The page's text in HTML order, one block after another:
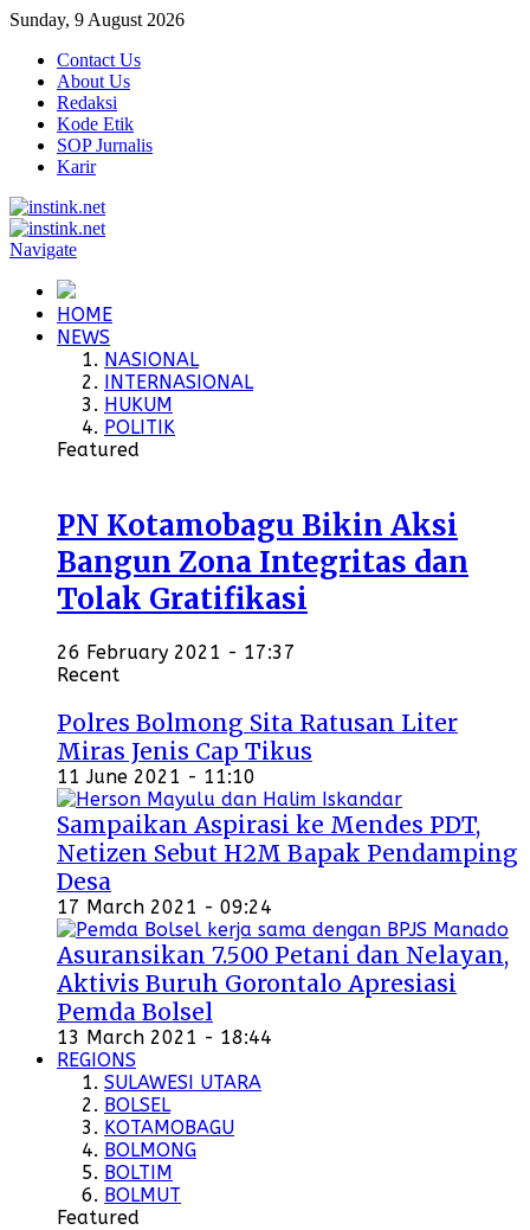
Sunday, 9 August 2026
Contact Us
About Us
Redaksi
Kode Etik
SOP Jurnalis
Karir
Navigate
HOME
NEWS
NASIONAL
INTERNASIONAL
HUKUM
POLITIK
Featured
PN Kotamobagu Bikin Aksi
Bangun Zona Integritas dan
Tolak Gratifikasi
26 February 2021 - 17:37
Recent
Polres Bolmong Sita Ratusan Liter
Miras Jenis Cap Tikus
11 June 2021 - 11:10
Sampaikan Aspirasi ke Mendes PDT,
Netizen Sebut H2M Bapak Pendamping
Desa
17 March 2021 - 09:24
Asuransikan 7.500 Petani dan Nelayan,
Aktivis Buruh Gorontalo Apresiasi
Pemda Bolsel
13 March 2021 - 18:44
REGIONS
SULAWESI UTARA
BOLSEL
KOTAMOBAGU
BOLMONG
BOLTIM
BOLMUT
Featured